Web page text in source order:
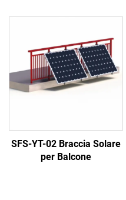
SFS-YT-02 Braccia Solare
per Balcone